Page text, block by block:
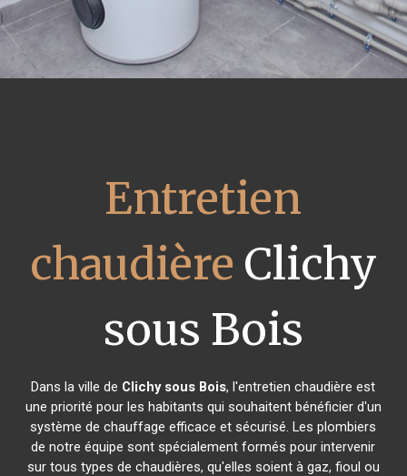
Entretien
chaudière Clichy
sous Bois
Dans la ville de Clichy sous Bois, l'entretien chaudière est
une priorité pour les habitants qui souhaitent bénéficier d'un
système de chauffage efficace et sécurisé. Les plombiers
de notre équipe sont spécialement formés pour intervenir
sur tous types de chaudières, qu'elles soient à gaz, fioul ou